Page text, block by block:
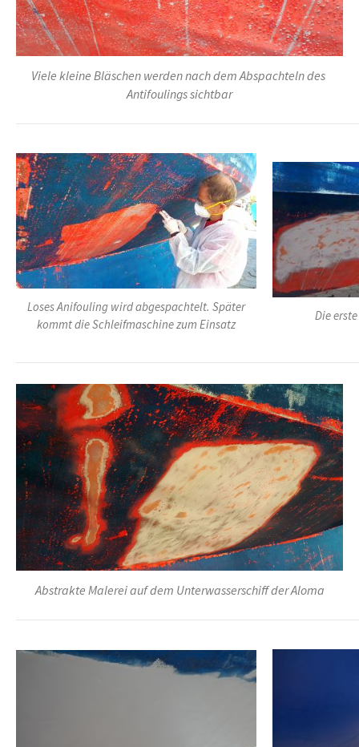
Viele kleine Bläschen werden nach dem Abspachteln des
Antifoulings sichtbar
Loses Anifouling wird abgespachtelt. Später
kommt die Schleifmaschine zum Einsatz
Die
Abstrakte Malerei auf dem Unterwasserschiff der Aloma